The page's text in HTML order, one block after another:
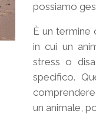
possiamo
È un termine
in cui un
stress o
specifico.
un animale,